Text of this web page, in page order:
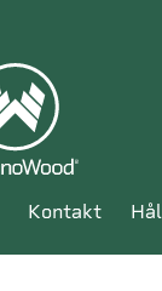
kontakt